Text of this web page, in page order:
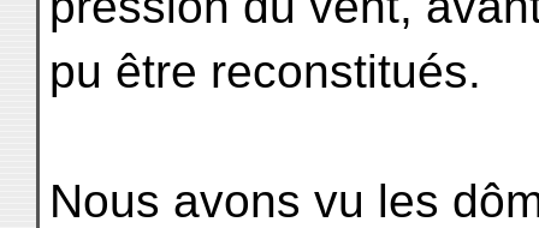
pu être reconstitués.
Nous avons vu les